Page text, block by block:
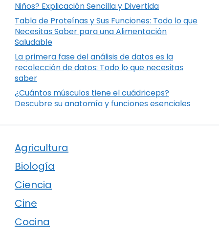
Niños? Explicación Sencilla y Divertida
Tabla de Proteínas y Sus Funciones: Todo lo que
Necesitas Saber para una Alimentación
Saludable
La primera fase del análisis de datos es la
recolección de datos: Todo lo que necesitas
saber
¿Cuántos músculos tiene el cuádriceps?
Descubre su anatomía y funciones esenciales
Agricultura
Biología
Ciencia
Cine
Cocina